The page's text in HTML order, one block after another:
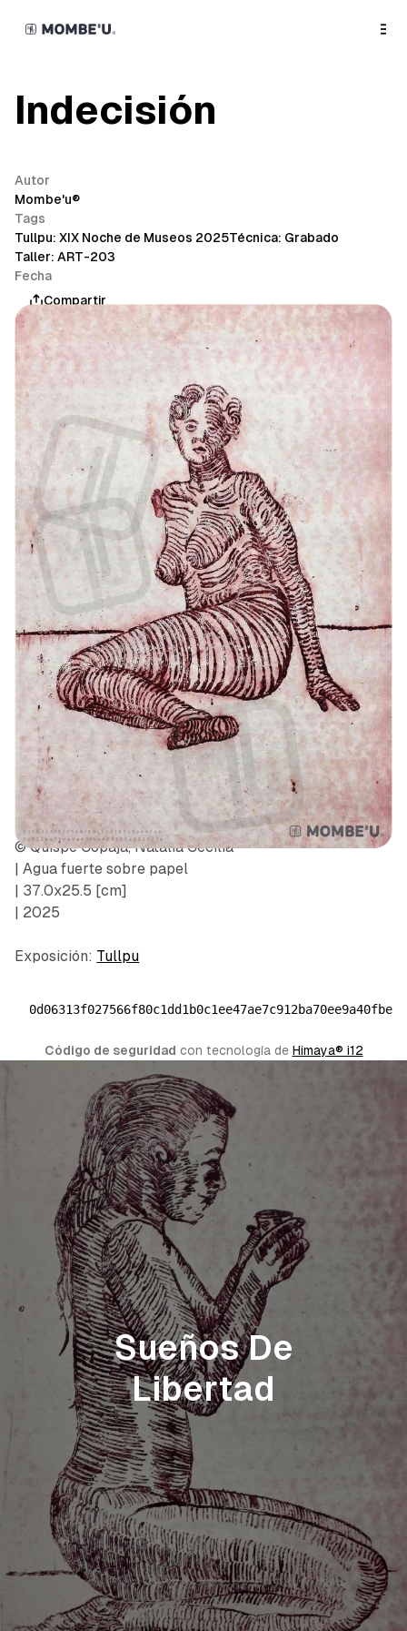
Indecisión
Autor
Mombe'u®
Tags
Tullpu: XIX Noche de Museos 2025Técnica: Grabado
Taller: ART-203
Fecha
abril 28, 2025
Compartir
© Quispe Copaja, Natalia Cecilia
| Agua fuerte sobre papel
| 37.0x25.5 [cm]
| 2025
Exposición: Tullpu
Código de seguridad con tecnología de Himaya® i12
Sueños De
Libertad